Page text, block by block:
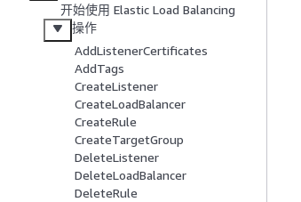
开始使用 Elastic Load Balancing
操作
AddListenerCertificates
AddTags
CreateListener
CreateLoadBalancer
CreateRule
CreateTargetGroup
DeleteListener
DeleteLoadBalancer
DeleteRule